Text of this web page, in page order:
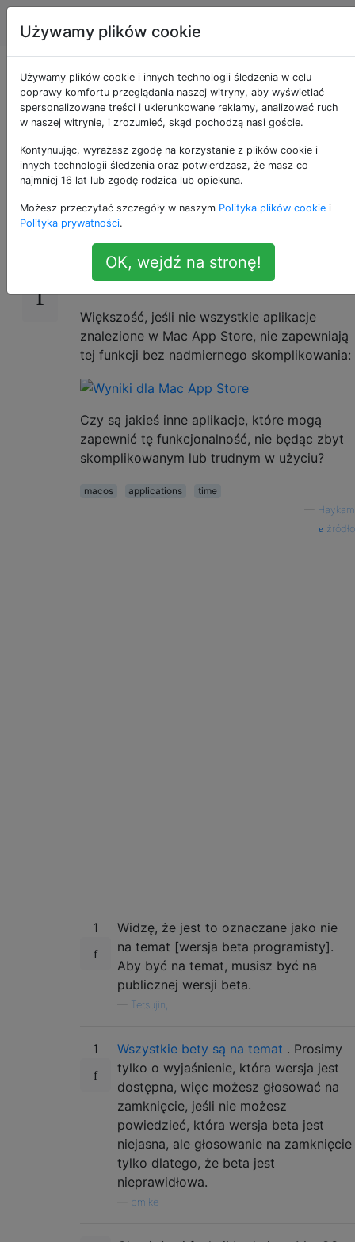
Apple Tagi
Alternatywne
sposoby ustawiania
timera na macOS
21
Próbuję ustawić licznik czasu w systemie
monituje mnie o ustawienie przypomnienia:
Większość, jeśli nie wszystkie aplikacje
znalezione w Mac App Store, nie zapewniają
tej funkcji bez nadmiernego skomplikowania:
Czy są jakieś inne aplikacje, które mogą
zapewnić tę funkcjonalność, nie będąc zbyt
skomplikowanym lub trudnym w użyciu?
macos applications
time
Haykam
źródło
1
Widzę, że jest to oznaczane jako nie
na temat [wersja beta programisty].
Aby być na temat, musisz być na
publicznej wersji beta.
Tetsujin,
1 Wszystkie bety są na temat . Prosimy
tylko o wyjaśnienie, która wersja jest
dostępna, więc możesz głosować na
zamknięcie, jeśli nie możesz
powiedzieć, która wersja beta jest
niejasna, ale głosowanie na zamknięcie
tylko dlatego, że beta jest
nieprawidłowa.
bmike
Używamy plików cookie
Używamy plików cookie i innych technologii śledzenia w celu
poprawy komfortu przeglądania naszej witryny, aby wyświetlać
spersonalizowane treści i ukierunkowane reklamy, analizować ruch
w naszej witrynie, i zrozumieć, skąd pochodzą nasi goście.
Kontynuując, wyrażasz zgodę na korzystanie z plików cookie i
innych technologii śledzenia oraz potwierdzasz, że masz co
najmniej 16 lat lub zgodę rodzica lub opiekuna.
Możesz przeczytać szczegóły w naszym Polityka plików cookie i
Polityka prywatności.
OK, wejdź na stronę!